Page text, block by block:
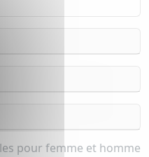
pour femme et homme